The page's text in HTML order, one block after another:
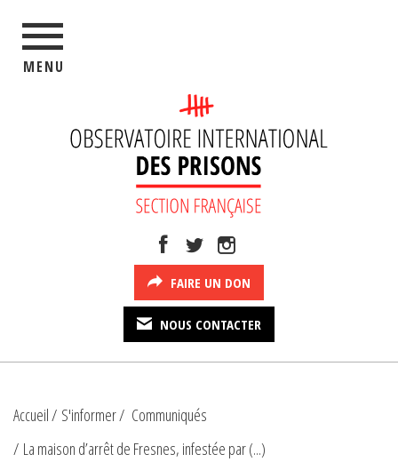
MENU
FAIRE UN DON
NOUS CONTACTER
Accueil S'informer
Communiqués
La maison d’arrêt de Fresnes, infestée par (...)